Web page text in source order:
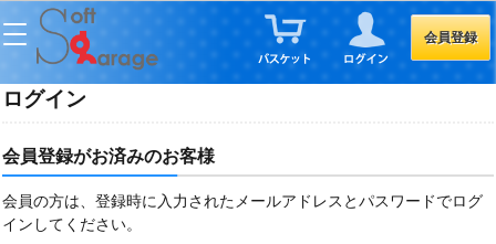
会員登録
ログイン
会員登録がお済みのお客様
会員の方は、登録時に入力されたメールアドレスとパスワードでログ
インしてください。